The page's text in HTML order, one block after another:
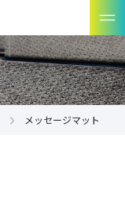
メッセージマット